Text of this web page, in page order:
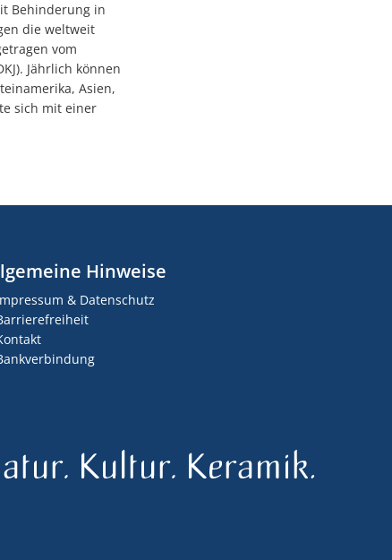
Behinderung in
die weltweit
vom
Jährlich können
Asien,
sich mit einer
Hinweise
& Datenschutz